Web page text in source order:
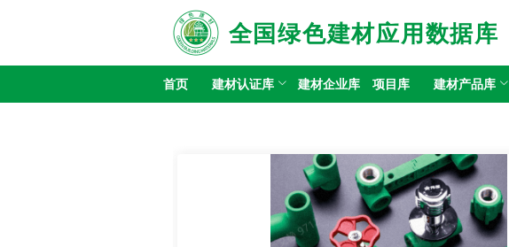
全国绿色建材应用数据库
首页 建材认证库 建材企业库 项目库 建材产品库